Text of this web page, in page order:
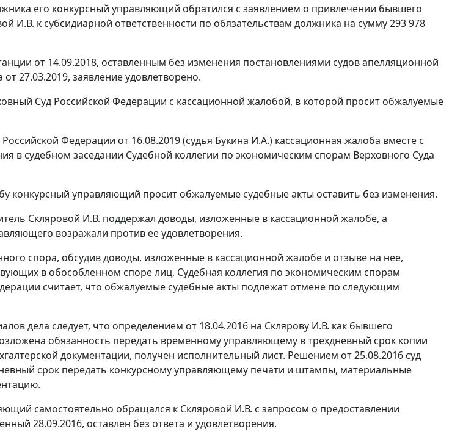
его конкурсный управляющий обратился с заявлением о привлечении бывшего
И.В. к субсидиарной ответственности по обязательствам должника на сумму 293 978
от 14.09.2018, оставленным без изменения постановлениями судов апелляционной
27.03.2019, заявление удовлетворено.
Суд Российской Федерации с кассационной жалобой, в которой просит обжалуемые
Федерации от 16.08.2019 (судья Букина И.А.) кассационная жалоба вместе с
в судебном заседании Судебной коллегии по экономическим спорам Верховного Суда
конкурсный управляющий просит обжалуемые судебные акты оставить без изменения.
Скляровой И.В. поддержал доводы, изложенные в кассационной жалобе, а
возражали против ее удовлетворения.
спора, обсудив доводы, изложенные в кассационной жалобе и отзыве на нее,
в обособленном споре лиц, Судебная коллегия по экономическим спорам
считает, что обжалуемые судебные акты подлежат отмене по следующим
дела следует, что определением от 18.04.2016 на Склярову И.В. как бывшего
обязанность передать временному управляющему в трехдневный срок копии
документации, получен исполнительный лист. Решением от 25.08.2016 суд
срок передать конкурсному управляющему печати и штампы, материальные
самостоятельно обращался к Скляровой И.В. с запросом о предоставлении
28.09.2016, оставлен без ответа и удовлетворения.